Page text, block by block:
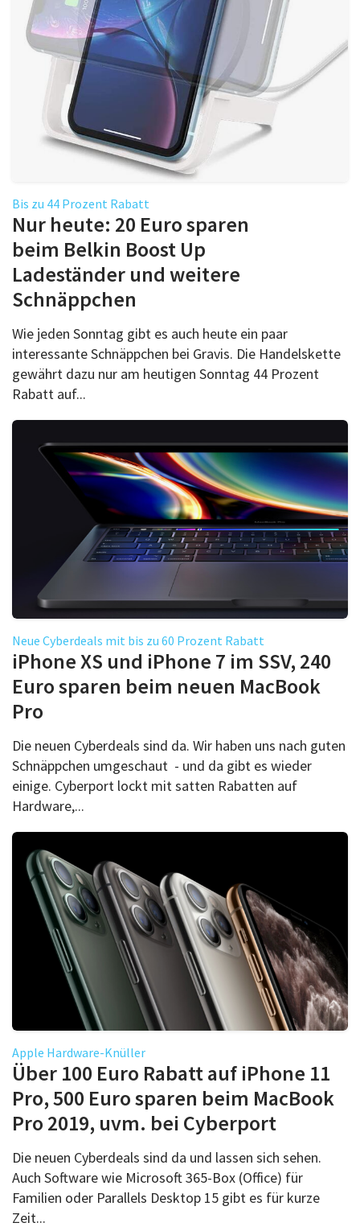
Bis zu 44 Prozent Rabatt
Nur heute: 20 Euro sparen
beim Belkin Boost Up
Ladeständer und weitere
Schnäppchen
Wie jeden Sonntag gibt es auch heute ein paar
interessante Schnäppchen bei Gravis. Die Handelskette
gewährt dazu nur am heutigen Sonntag 44 Prozent
Rabatt auf...
Neue Cyberdeals mit bis zu 60 Prozent Rabatt
iPhone XS und iPhone 7 im SSV, 240
Euro sparen beim neuen MacBook
Pro
Die neuen Cyberdeals sind da. Wir haben uns nach guten
Schnäppchen umgeschaut - und da gibt es wieder
einige. Cyberport lockt mit satten Rabatten auf
Hardware,...
Apple Hardware-Knüller
Über 100 Euro Rabatt auf iPhone 11
Pro, 500 Euro sparen beim MacBook
Pro 2019, uvm. bei Cyberport
Die neuen Cyberdeals sind da und lassen sich sehen.
Auch Software wie Microsoft 365-Box (Office) für
Familien oder Parallels Desktop 15 gibt es für kurze
Zeit...